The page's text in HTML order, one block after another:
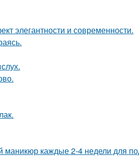
элегантности и современности.
маникюр каждые 2-4 недели для